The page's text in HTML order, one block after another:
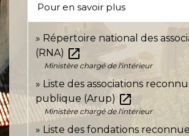
Pour en savoir plus
Répertoire national des
(RNA) open_in_new
Ministère chargé de l'intérieur
Liste des associations
publique (Arup) open_in_new
Ministère chargé de l'intérieur
Liste des fondations